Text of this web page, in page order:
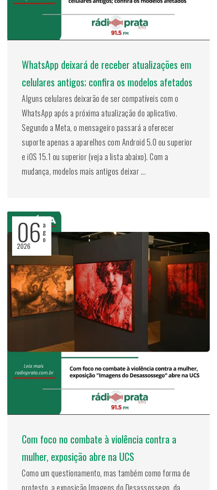
WhatsApp deixará de receber atualizações em
celulares antigos; confira os modelos afetados
Alguns celulares deixarão de ser compatíveis com o
WhatsApp após a próxima atualização do aplicativo.
Segundo a Meta, o mensageiro passará a oferecer
suporte apenas a aparelhos com Android 5.0 ou superior
e iOS 15.1 ou superior (veja a lista abaixo). Com a
mudança, modelos mais antigos deixar ...
06 a
g
o
2026
Com foco no combate à violência contra a
mulher, exposição abre na UCS
Como um questionamento, mas também como forma de